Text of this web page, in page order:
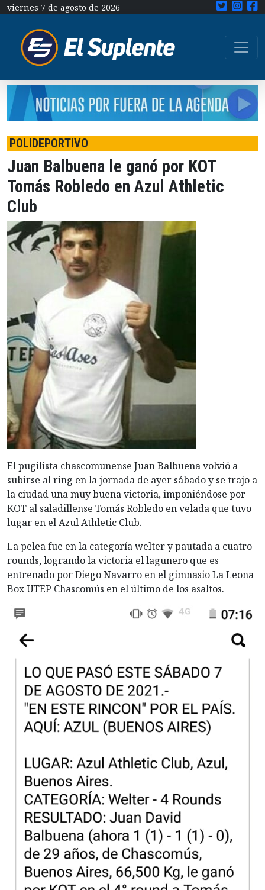
viernes 7 de agosto de 2026
POLIDEPORTIVO
Juan Balbuena le ganó por KOT
Tomás Robledo en Azul Athletic
Club
El pugilista chascomunense Juan Balbuena volvió a
subirse al ring en la jornada de ayer sábado y se trajo a
la ciudad una muy buena victoria, imponiéndose por
KOT al saladillense Tomás Robledo en velada que tuvo
lugar en el Azul Athletic Club.
La pelea fue en la categoría welter y pautada a cuatro
rounds, logrando la victoria el lagunero que es
entrenado por Diego Navarro en el gimnasio La Leona
Box UTEP Chascomús en el último de los asaltos.